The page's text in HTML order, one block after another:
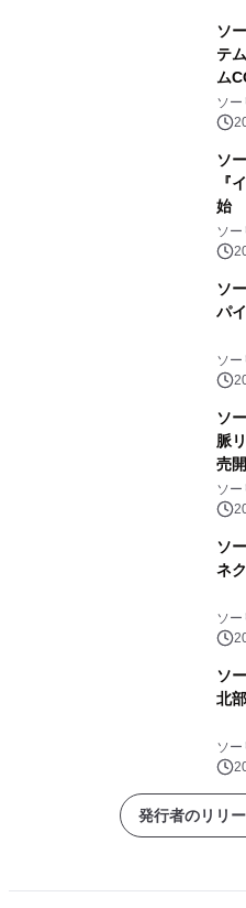
ソ
テ
ム
ソ
ソ
『
始
ソ
ソ
パ
ソ
ソ
脈
売
ソ
ソ
ネ
ソ
ソ
北
ソ
発行者のリリ